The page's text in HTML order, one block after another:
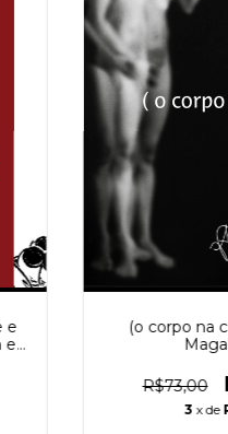
e
e
(o corpo na
R$73,00
3 x de